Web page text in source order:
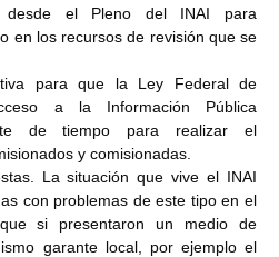
desde el Pleno del INAI para
en los recursos de revisión que se
para que la Ley Federal de
a la Información Pública
de tiempo para realizar el
y comisionadas.
La situación que vive el INAI
con problemas de este tipo en el
si presentaron un medio de
garante local, por ejemplo el